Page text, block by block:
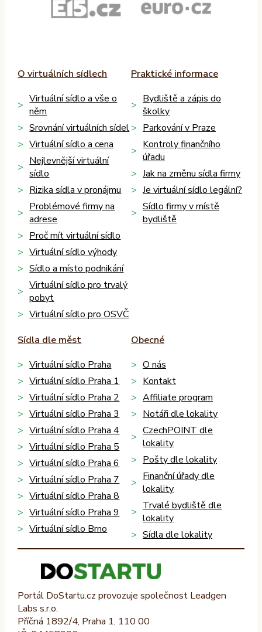
O virtuálních sídlech
Virtuální sídlo a vše o
něm
Srovnání virtuálních sídel
Virtuální sídlo a cena
Nejlevnější virtuální
sídlo
Rizika sídla v pronájmu
Problémové firmy na
adrese
Proč mít virtuální sídlo
Virtuální sídlo výhody
Sídlo a místo podnikání
Virtuální sídlo pro trvalý
pobyt
Virtuální sídlo pro OSVČ
Praktické informace
Bydliště a zápis do
školky
Parkování v Praze
Kontroly finančního
úřadu
Jak na změnu sídla firmy
Je virtuální sídlo legální?
Sídlo firmy v místě
bydliště
Sídla dle měst
Virtuální sídlo Praha
Virtuální sídlo Praha 1
Virtuální sídlo Praha 2
Virtuální sídlo Praha 3
Virtuální sídlo Praha 4
Virtuální sídlo Praha 5
Virtuální sídlo Praha 6
Virtuální sídlo Praha 7
Virtuální sídlo Praha 8
Virtuální sídlo Praha 9
Virtuální sídlo Brno
Obecné
O nás
Kontakt
Affiliate program
Notáři dle lokality
CzechPOINT dle
lokality
Pošty dle lokality
Finanční úřady dle
lokality
Trvalé bydliště dle
lokality
Sídla dle lokality
Portál DoStartu.cz provozuje společnost Leadgen
Labs s.r.o.
Příčná 1892/4, Praha 1, 110 00